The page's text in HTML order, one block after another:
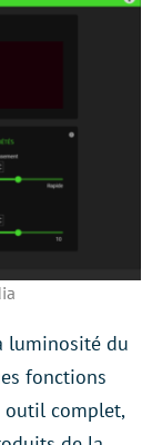
luminosité du
fonctions
outil complet,